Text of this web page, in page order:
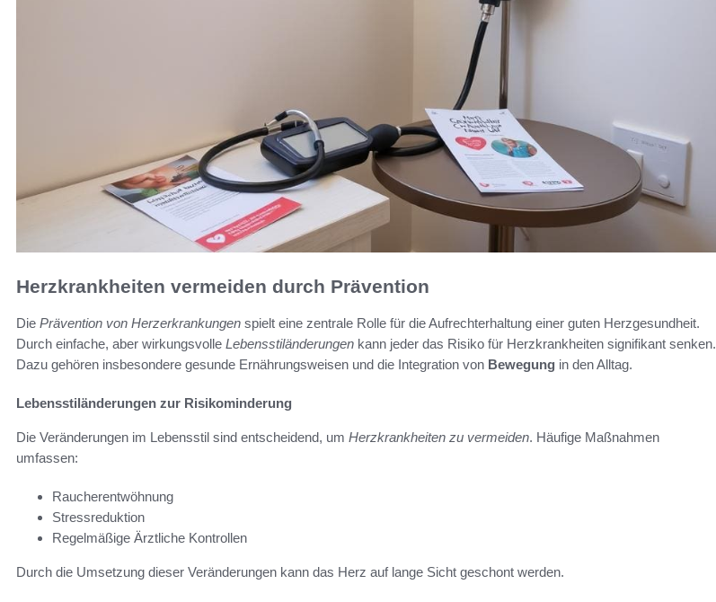
Herzkrankheiten vermeiden durch Prävention
Die Prävention von Herzerkrankungen spielt eine zentrale Rolle für die Aufrechterhaltung einer guten Herzgesundheit.
Durch einfache, aber wirkungsvolle Lebensstiländerungen kann jeder das Risiko für Herzkrankheiten signifikant senken.
Dazu gehören insbesondere gesunde Ernährungsweisen und die Integration von Bewegung in den Alltag.
Lebensstiländerungen zur Risikominderung
Die Veränderungen im Lebensstil sind entscheidend, um Herzkrankheiten zu vermeiden. Häufige Maßnahmen
umfassen:
Raucherentwöhnung
Stressreduktion
Regelmäßige Ärztliche Kontrollen
Durch die Umsetzung dieser Veränderungen kann das Herz auf lange Sicht geschont werden.